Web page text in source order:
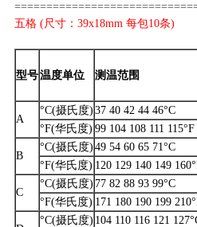
五格 (尺寸：39x18mm 每包10条)
型号温度单位 测温范围
A
°C(摄氏度) 37 40 42 44 46°C
°F(华氏度) 99 104 108 111 115°F
B
°C(摄氏度) 49 54 60 65 71°C
°F(华氏度) 120 129 140 149
C
°C(摄氏度) 77 82 88 93 99°C
°F(华氏度) 171 180 190 199
°C(摄氏度) 104 110 116 121